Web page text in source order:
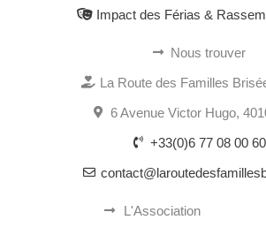
Impact des Férias &
Nous trouver
La Route des Familles
6 Avenue Victor Hugo,
+33(0)6 77 08 00 60
L'Association